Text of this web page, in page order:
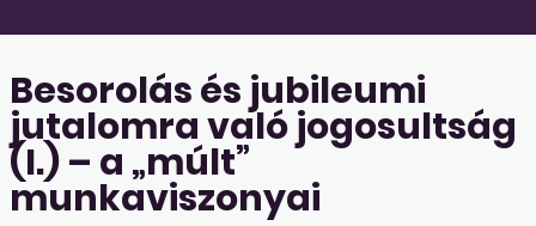
Besorolás és jubileumi
jutalomra való jogosultság
(I.) – a „múlt”
munkaviszonyai